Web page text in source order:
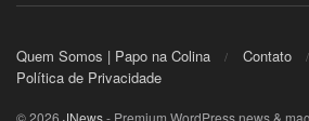
Quem Somos | Papo na Colina
Contato
Política de Privacidade
© 2026 JNews- Premium WordPress news &